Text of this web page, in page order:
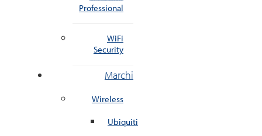
Professional
WiFi
Security
Marchi
Wireless
Ubiquiti